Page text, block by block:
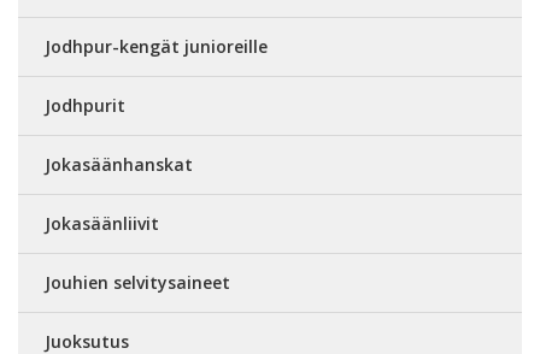
Jodhpur-kengät junioreille
Jodhpurit
Jokasäänhanskat
Jokasäänliivit
Jouhien selvitysaineet
Juoksutus